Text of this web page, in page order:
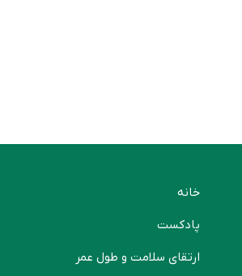
خانه
پادکست
ارتقای سلامت و طول عمر